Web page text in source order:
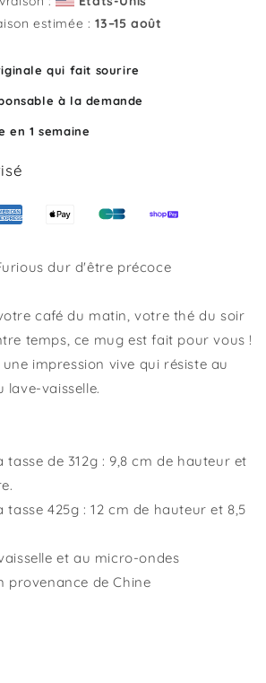
estimée :13⁠–15 août
qui fait sourire
à la demande
en 1 semaine
dur d'être précoce
café du matin, votre thé du soir
temps, ce mug est fait pour vous !
impression vive qui résiste au
lave-vaisselle.
tasse de 312g : 9,8 cm de hauteur et
tasse 425g : 12 cm de hauteur et 8,5
et au micro-ondes
provenance de Chine